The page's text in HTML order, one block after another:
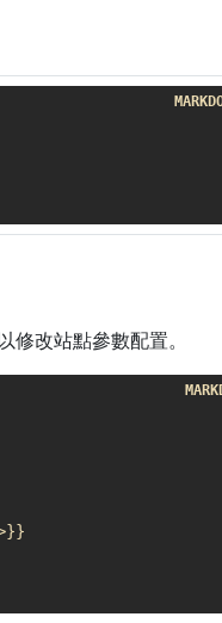
修改站點參數配置。